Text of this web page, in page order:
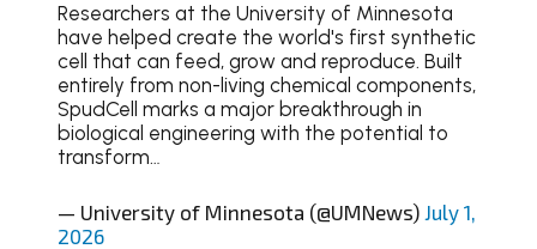
Researchers at the University of Minnesota
have helped create the world's first synthetic
cell that can feed, grow and reproduce. Built
entirely from non-living chemical components,
SpudCell marks a major breakthrough in
biological engineering with the potential to
transform…
— University of Minnesota (@UMNews) July 1,
2026